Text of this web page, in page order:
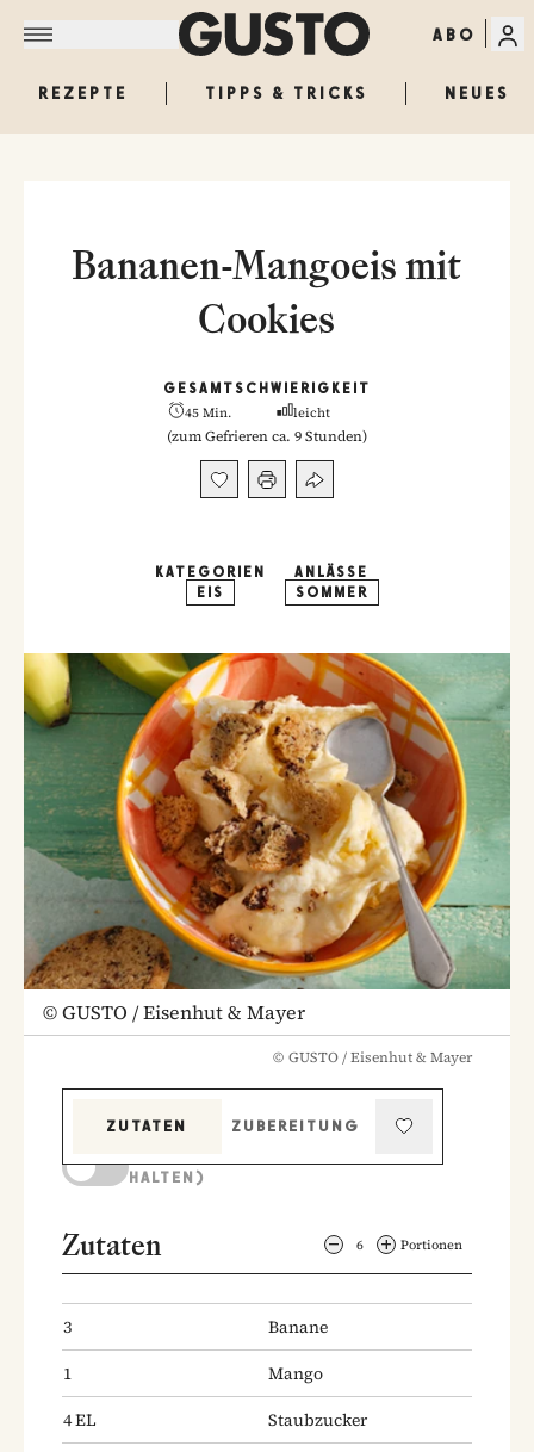
ABO
REZEPTE TIPPS & TRICKS NEUES
Bananen-Mangoeis mit
Cookies
GESAMT
45 Min.
SCHWIERIGKEIT
leicht
(zum Gefrieren ca. 9 Stunden)
KATEGORIEN
EIS
ANLÄSSE
SOMMER
©GUSTO / Eisenhut & Mayer
© GUSTO / Eisenhut & Mayer
ZUTATEN
ZUBEREITUNG
HALTEN)
Zutaten 6 Portionen
3
Banane
1
Mango
4EL
Staubzucker